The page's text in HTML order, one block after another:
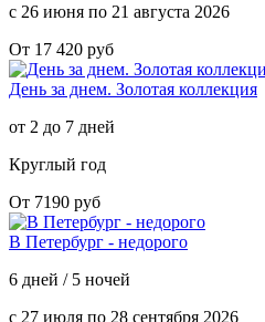
с 26 июня по 21 августа 2026
От 17 420 руб
День за днем. Золотая коллекция
от 2 до 7 дней
Круглый год
От 7190 руб
В Петербург - недорого
6 дней / 5 ночей
с 27 июля по 28 сентября 2026